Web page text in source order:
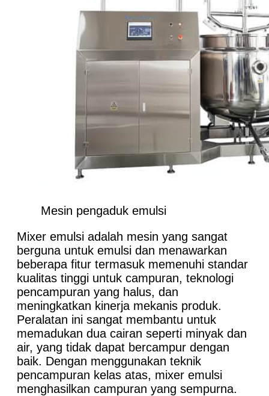
Mesin pengaduk emulsi
Mixer emulsi adalah mesin yang sangat
berguna untuk emulsi dan menawarkan
beberapa fitur termasuk memenuhi standar
kualitas tinggi untuk campuran, teknologi
pencampuran yang halus, dan
meningkatkan kinerja mekanis produk.
Peralatan ini sangat membantu untuk
memadukan dua cairan seperti minyak dan
air, yang tidak dapat bercampur dengan
baik. Dengan menggunakan teknik
pencampuran kelas atas, mixer emulsi
menghasilkan campuran yang sempurna.